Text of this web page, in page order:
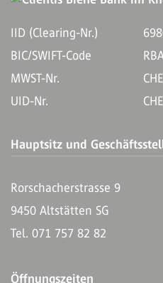
IID (Clearing-Nr.)
BIC/SWIFT-Code
MWST-Nr.
UID-Nr.
Hauptsitz und
Rorschacherstrasse 9
9450 Altstätten SG
Tel. 071 757 82 82
Öffnungszeiten